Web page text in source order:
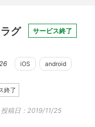
グ サービス終了
iOS android
終了
投稿日：2019/11/25